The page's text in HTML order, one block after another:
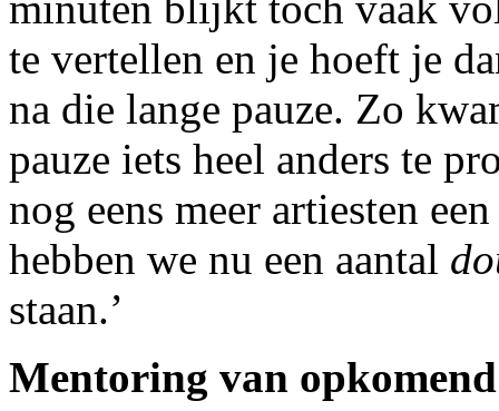
te vertellen en je hoeft je
na die lange pauze. Zo
pauze iets heel anders te
nog eens meer artiesten
hebben we nu een aantal
staan.’
Mentoring van